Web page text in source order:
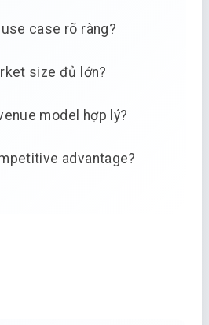
use case rõ ràng?
size đủ lớn?
model hợp lý?
advantage?